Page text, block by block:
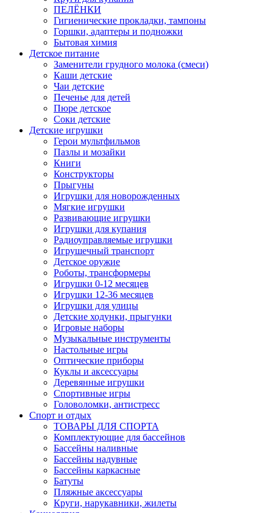
ПЕЛЁНКИ
Гигиенические прокладки, тампоны
Горшки, адаптеры и подножки
Бытовая химия
Детское питание
Заменители грудного молока (смеси)
Каши детские
Чаи детские
Печенье для детей
Пюре детское
Соки детские
Детские игрушки
Герои мультфильмов
Пазлы и мозайки
Книги
Конструкторы
Прыгуны
Игрушки для новорожденных
Мягкие игрушки
Развивающие игрушки
Игрушки для купания
Радиоуправляемые игрушки
Игрушечный транспорт
Детское оружие
Роботы, трансформеры
Игрушки 0-12 месяцев
Игрушки 12-36 месяцев
Игрушки для улицы
Детские ходунки, прыгунки
Игровые наборы
Музыкальные инструменты
Настольные игры
Оптические приборы
Куклы и аксессуары
Деревянные игрушки
Спортивные игры
Головоломки, антистресс
Спорт и отдых
ТОВАРЫ ДЛЯ СПОРТА
Комплектующие для бассейнов
Бассейны наливные
Бассейны надувные
Бассейны каркасные
Батуты
Пляжные аксессуары
Круги, нарукавники, жилеты